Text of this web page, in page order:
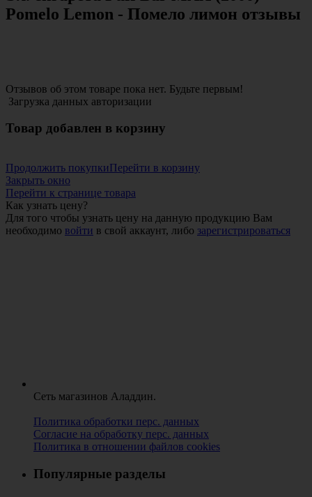
Pomelo Lemon - Помело лимон отзывы
Отзывов об этом товаре пока нет. Будьте первым!
Загрузка данных авторизации
Товар добавлен в корзину
Продолжить покупкиПерейти в корзину
Закрыть окно
Перейти к странице товара
Как узнать цену?
Для того чтобы узнать цену на данную продукцию Вам
необходимо войти в свой аккаунт, либо зарегистрироваться
Сеть магазинов Аладдин.
Политика обработки перс. данных
Согласие на обработку перс. данных
Политика в отношении файлов cookies
Популярные разделы